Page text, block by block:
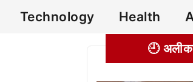
Technology Health
🕘